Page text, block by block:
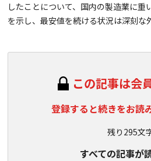
したことについて、国内の製造業に重
を示し、最安値を続ける状況は深刻
この記事は会
登録すると続きをお読
残り295文
すべての記事が